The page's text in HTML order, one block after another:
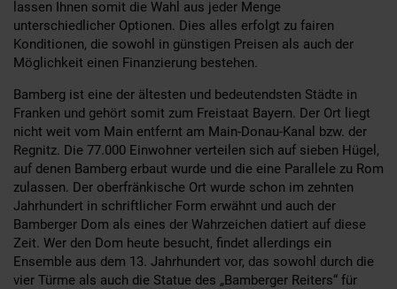
lassen Ihnen somit die Wahl aus jeder Menge
unterschiedlicher Optionen. Dies alles erfolgt zu fairen
Konditionen, die sowohl in günstigen Preisen als auch der
Möglichkeit einen Finanzierung bestehen.
Bamberg ist eine der ältesten und bedeutendsten Städte in
Franken und gehört somit zum Freistaat Bayern. Der Ort liegt
nicht weit vom Main entfernt am Main-Donau-Kanal bzw. der
Regnitz. Die 77.000 Einwohner verteilen sich auf sieben Hügel,
auf denen Bamberg erbaut wurde und die eine Parallele zu Rom
zulassen. Der oberfränkische Ort wurde schon im zehnten
Jahrhundert in schriftlicher Form erwähnt und auch der
Bamberger Dom als eines der Wahrzeichen datiert auf diese
Zeit. Wer den Dom heute besucht, findet allerdings ein
Ensemble aus dem 13. Jahrhundert vor, das sowohl durch die
vier Türme als auch die Statue des „Bamberger Reiters“ für